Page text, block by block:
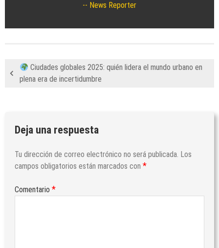
News Reporter
Ciudades globales 2025: quién lidera el mundo urbano en
plena era de incertidumbre
Deja una respuesta
Tu dirección de correo electrónico no será publicada. Los
campos obligatorios están marcados con *
Comentario *